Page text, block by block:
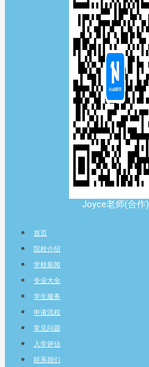
Joyce老师(合作)
首页
院校介绍
学校新闻
专业大全
学生服务
申请流程
常见问题
入学评估
联系我们